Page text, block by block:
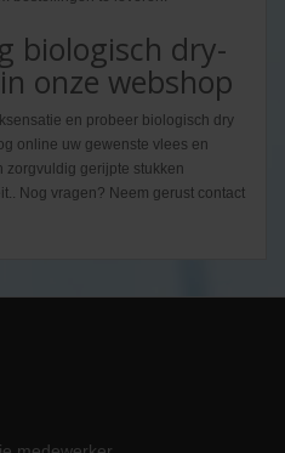
biologisch dry-
onze webshop
en probeer biologisch dry
online uw gewenste vlees en
zorgvuldig gerijpte stukken
Nog vragen? Neem gerust contact